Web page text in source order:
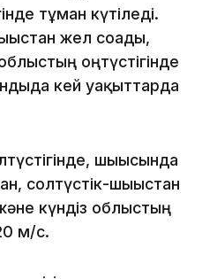
тұман күтіледі.
жел соғады,
оңтүстігінде
кей уақыттарда
шығысында
солтүстік-шығыстан
күндіз облыстың
м/с.